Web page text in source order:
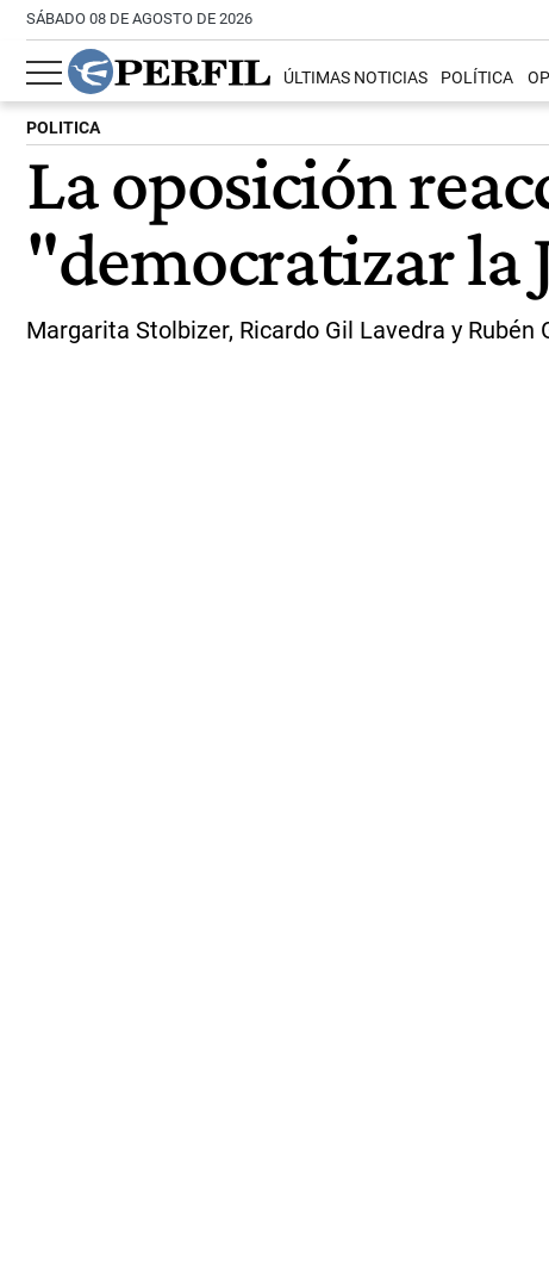
SÁBADO 08 DE AGOSTO DE 2026
ÚLTIMAS NOTICIAS POLÍTICA
POLITICA
La oposición
"democratizar la
Margarita Stolbizer, Ricardo Gil Lavedra y